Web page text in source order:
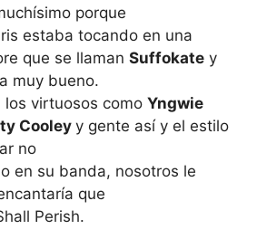
porque
estaba tocando en una
que se llaman Suffokate y
muy bueno.
los virtuosos como Yngwie
Cooley y gente así y el estilo
no
en su banda, nosotros le
que
Perish.